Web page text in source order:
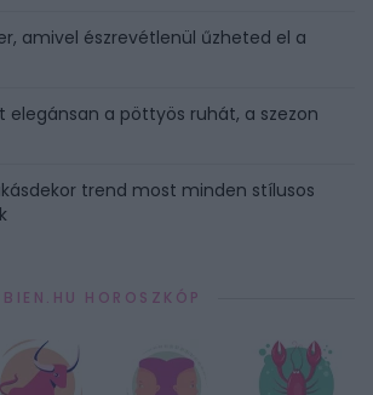
amivel észrevétlenül űzheted el a
elegánsan a pöttyös ruhát, a szezon
trend most minden stílusos
BIEN.HU HOROSZKÓP